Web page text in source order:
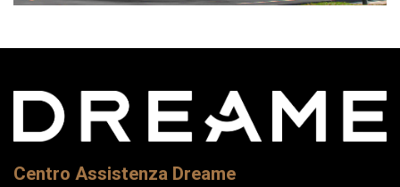
Centro Assistenza Dreame